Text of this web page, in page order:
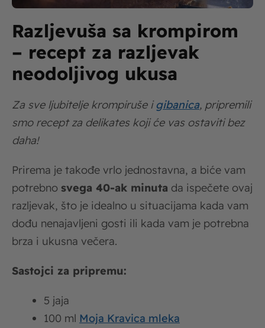
Razljevuša sa krompirom
– recept za razljevak
neodoljivog ukusa
Za sve ljubitelje krompiruše igibanica, pripremili
smo recept za delikates koji će vas ostaviti bez
daha!
Prirema je takođe vrlo jednostavna, a biće vam
potrebno svega 40-ak minuta da ispečete ovaj
razljevak, što je idealno u situacijama kada vam
dođu nenajavljeni gosti ili kada vam je potrebna
brza i ukusna večera.
Sastojci za pripremu:
5 jaja
100 ml Moja Kravica mleka